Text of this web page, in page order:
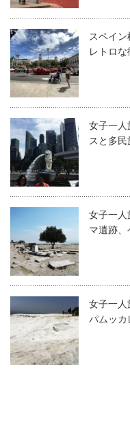
スペイン
レトロ
女子一
スと多民
女子一
マ遺跡
女子一
パムッカ